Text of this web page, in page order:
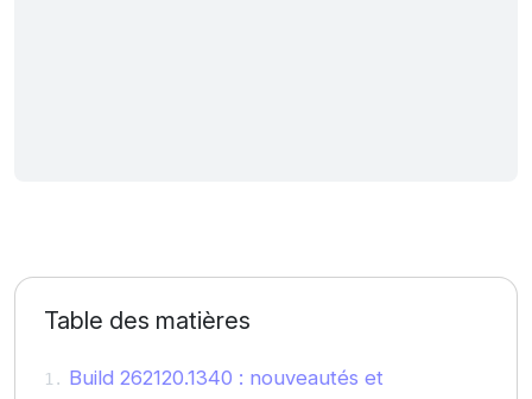
Table des matières
Build 262120.1340 : nouveautés et